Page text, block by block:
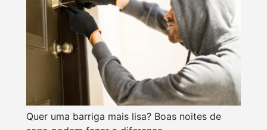
Quer uma barriga mais lisa? Boas noites de